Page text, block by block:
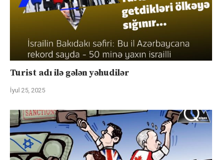
Turist adı ilə gələn yəhudilər
İyul 25, 2025